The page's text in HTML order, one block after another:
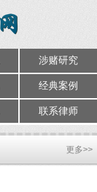
涉赌研究
经典案例
联系律师
更多>>